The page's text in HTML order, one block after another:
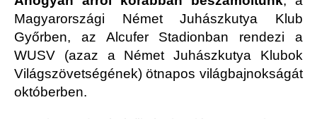
Magyarországi Német Juhászkutya Klub
Győrben, az Alcufer Stadionban rendezi a
WUSV (azaz a Német Juhászkutya Klubok
Világszövetségének) ötnapos világbajnokságát
októberben.